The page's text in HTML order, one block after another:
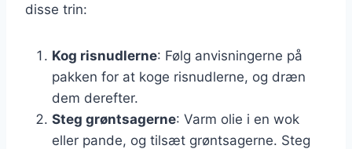
disse trin:
Kog risnudlerne: Følg anvisningerne på
pakken for at koge risnudlerne, og dræn
dem derefter.
Steg grøntsagerne: Varm olie i en wok
eller pande, og tilsæt grøntsagerne. Steg